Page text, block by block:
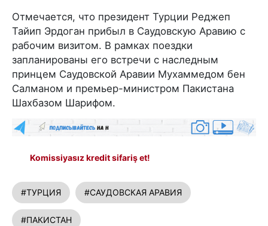
Отмечается, что президент Турции Реджеп
Тайип Эрдоган прибыл в Саудовскую Аравию с
рабочим визитом. В рамках поездки
запланированы его встречи с наследным
принцем Саудовской Аравии Мухаммедом бен
Салманом и премьер-министром Пакистана
Шахбазом Шарифом.
Komissiyasız kredit sifariş et!
#ТУРЦИЯ #САУДОВСКАЯ АРАВИЯ
#ПАКИСТАН